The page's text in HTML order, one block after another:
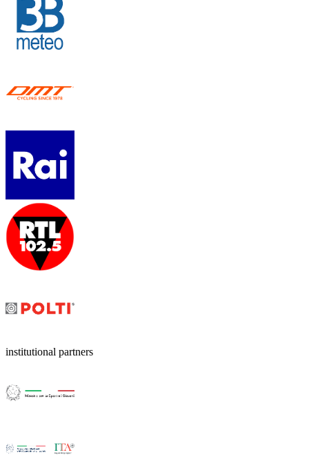
institutional partners